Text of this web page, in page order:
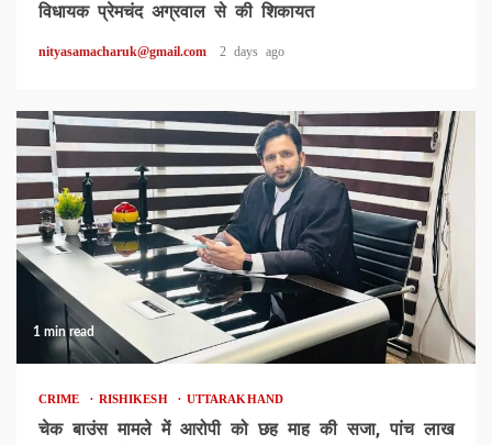
विधायक प्रेमचंद अग्रवाल से की शिकायत
nityasamacharuk@gmail.com 2 days ago
1 min read
CRIME RISHIKESH UTTARAKHAND
चेक बाउंस मामले में आरोपी को छह माह की सजा, पांच लाख